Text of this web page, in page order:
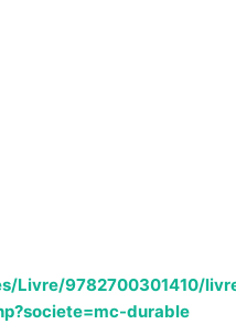
Livre/9782700301410/
durable